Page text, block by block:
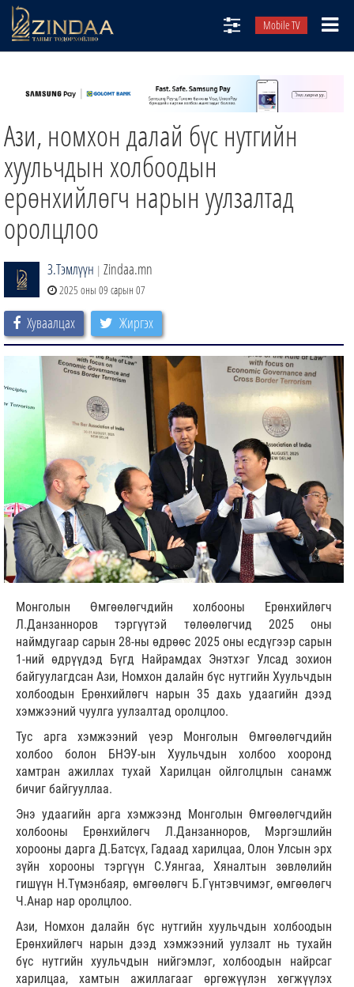
Mobile TV
ТВ8
ӨГЛӨӨНИЙ СОНИН
АУДИО ЗОХИОЛ
ЗИНДАА СЭТГҮҮЛ
Ази, номхон далай бүс нутгийн
хуульчдын холбоодын
ерөнхийлөгч нарын уулзалтад
оролцлоо
З.Тэмлүүн | Zindaa.mn
2025 оны 09 сарын 07
Хуваалцах Жиргэх
Монголын Өмгөөлөгчдийн холбооны Ерөнхийлөгч
Л.Данзанноров тэргүүтэй төлөөлөгчид 2025 оны
наймдугаар сарын 28-ны өдрөөс 2025 оны есдүгээр сарын
1-ний өдрүүдэд Бүгд Найрамдах Энэтхэг Улсад зохион
байгуулагдсан Ази, Номхон далайн бүс нутгийн Хуульчдын
холбоодын Ерөнхийлөгч нарын 35 дахь удаагийн дээд
хэмжээний чуулга уулзалтад оролцлоо.
Тус арга хэмжээний үеэр Монголын Өмгөөлөгчдийн
холбоо болон БНЭУ-ын Хуульчдын холбоо хооронд
хамтран ажиллах тухай Харилцан ойлголцлын санамж
бичиг байгууллаа.
Энэ удаагийн арга хэмжээнд Монголын Өмгөөлөгчдийн
холбооны Ерөнхийлөгч Л.Данзанноров, Мэргэшлийн
хорооны дарга Д.Батсүх, Гадаад харилцаа, Олон Улсын эрх
зүйн хорооны тэргүүн С.Уянгаа, Хяналтын зөвлөлийн
гишүүн Н.Түмэнбаяр, өмгөөлөгч Б.Гүнтэвчимэг, өмгөөлөгч
Ч.Анар нар оролцлоо.
Ази, Номхон далайн бүс нутгийн хуульчдын холбоодын
Ерөнхийлөгч нарын дээд хэмжээний уулзалт нь тухайн
бүс нутгийн хуульчдын нийгэмлэг, холбоодын найрсаг
харилцаа, хамтын ажиллагааг өргөжүүлэн хөгжүүлэх